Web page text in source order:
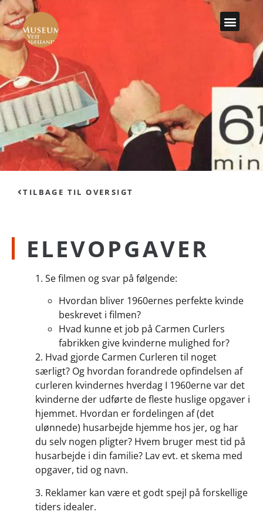
TILBAGE TIL OVERSIGT
ELEVOPGAVER
1. Se filmen og svar på følgende:
Hvordan bliver 1960ernes perfekte kvinde
beskrevet i filmen?
Hvad kunne et job på Carmen Curlers
fabrikken give kvinderne mulighed for?
2. Hvad gjorde Carmen Curleren til noget
særligt? Og hvordan forandrede opfindelsen af
curleren kvindernes hverdag I 1960erne var det
kvinderne der udførte de fleste huslige opgaver i
hjemmet. Hvordan er fordelingen af (det
ulønnede) husarbejde hjemme hos jer, og har
du selv nogen pligter? Hvem bruger mest tid på
husarbejde i din familie? Lav evt. et skema med
opgaver, tid og navn.
3. Reklamer kan være et godt spejl på forskellige
tiders idealer.